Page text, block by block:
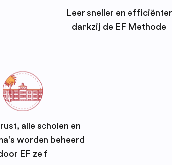
Leer sneller en efficiënter
dankzij de EF Methode
alle scholen en
worden beheerd
EF zelf